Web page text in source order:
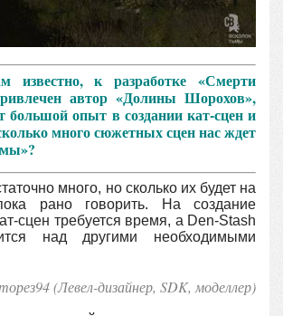
известно, к разработке «Смерти
автор «Долины Шорохов»,
большой опыт в создании кат-сцен и
много сюжетных сцен нас ждет
много, но сколько их будет на
рано говорить. На создание
сцен требуется время, а Den-Stash
над другими необходимыми
(Левел-дизайнер, SDK, моделлер)